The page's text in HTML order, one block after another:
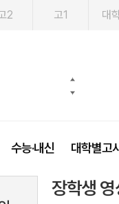
2 고1 대
!
수능·내신 대학별고
장학생